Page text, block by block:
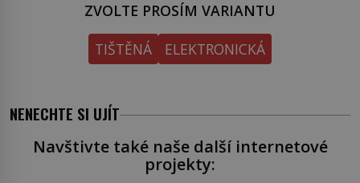
ZVOLTE PROSÍM VARIANTU
TIŠTĚNÁ
ELEKTRONICKÁ
NENECHTE SI UJÍT
Navštivte také naše další internetové
projekty: